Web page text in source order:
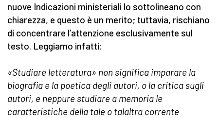
nuove Indicazioni ministeriali lo sottolineano con
chiarezza, e questo è un merito; tuttavia, rischiano
di concentrare l’attenzione esclusivamente sul
testo. Leggiamo infatti:
«Studiare letteratura» non significa imparare la
biografia e la poetica degli autori, o la critica sugli
autori, e neppure studiare a memoria le
caratteristiche della tale o talaltra corrente